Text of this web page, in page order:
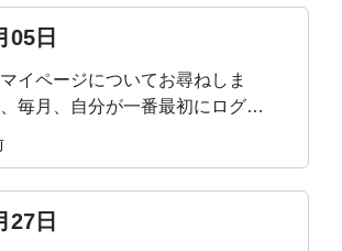
05日
イページについてお尋ねしま
毎月、自分が一番最初にログイ
イズを行った日の記録が、カレ
視聴履歴にも反映されません。
ょうか？
27日